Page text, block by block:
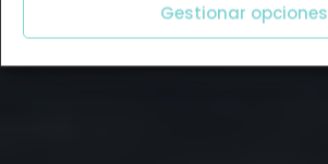
Gestionar opciones